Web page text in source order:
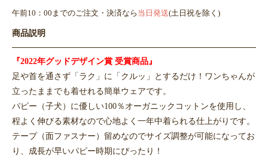
午前10：00までのご注文・決済なら 当日発送(土日祝を除く)
商品説明
『2022年グッドデザイン賞 受賞商品』
足や首を通さず「ラク」に「クルッ」とするだけ！ワンちゃんが
立ったままでも着せれる簡単ウェアです。
パピー（子犬）に優しい100％オーガニックコットンを使用し、
程よく伸びる素材なので心地よく一年中着られる仕上がりです。
テープ（面ファスナー）留めなのでサイズ調整が可能になってお
り、成長が早いパピー時期にぴったり！